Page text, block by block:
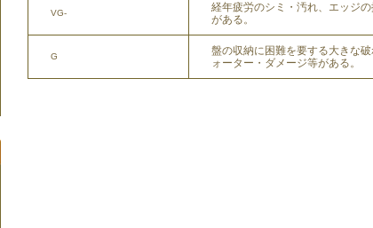
VG-
経年疲労のシミ・汚れ、エッジ
がある。
G
盤の収納に困難を要する大きな
ォーター・ダメージ等がある。